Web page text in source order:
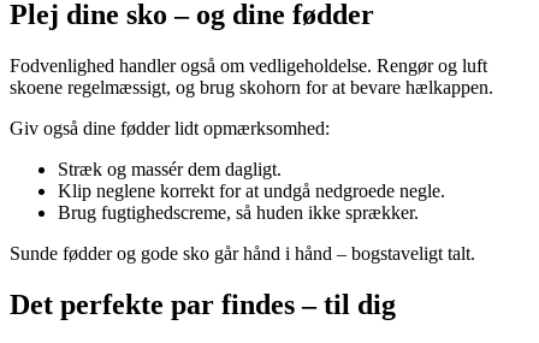
Plej dine sko – og dine fødder
Fodvenlighed handler også om vedligeholdelse. Rengør og luft
skoene regelmæssigt, og brug skohorn for at bevare hælkappen.
Giv også dine fødder lidt opmærksomhed:
Stræk og massér dem dagligt.
Klip neglene korrekt for at undgå nedgroede negle.
Brug fugtighedscreme, så huden ikke sprækker.
Sunde fødder og gode sko går hånd i hånd – bogstaveligt talt.
Det perfekte par findes – til dig